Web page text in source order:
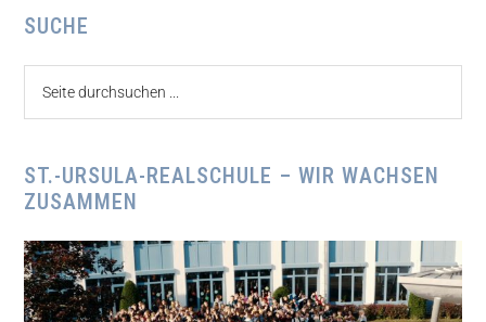
Seitenspalte
SUCHE
ST.-URSULA-REALSCHULE – WIR WACHSEN
ZUSAMMEN